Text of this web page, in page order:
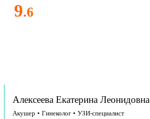
9.6
Алексеева Екатерина Леонидовна
Акушер • Гинеколог • УЗИ-специалист